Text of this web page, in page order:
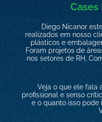
Diego Nicanor
realizados em nosso
plásticos e
Foram projetos de
nos setores de RH,
Veja o que ele fala
profissional e senso
e o quanto isso